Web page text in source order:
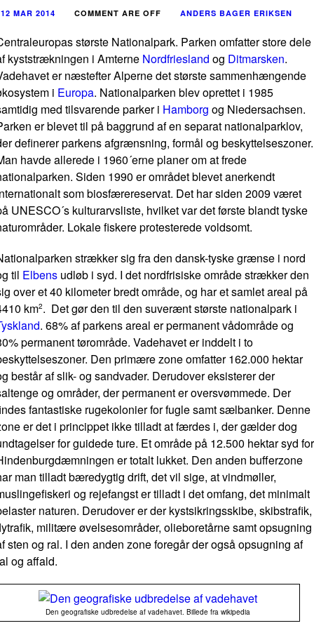
12 MAR 2014 COMMENT ARE OFF ANDERS BAGER ERIKSEN
største Nationalpark. Parken omfatter store dele
kyststrækningen i Amterne Nordfriesland og Ditmarsken.
er næstefter Alperne det største sammenhængende
i Europa. Nationalparken blev oprettet i 1985
med tilsvarende parker i Hamborg og Niedersachsen.
er blevet til på baggrund af en separat nationalparklov,
definerer parkens afgrænsning, formål og beskyttelseszoner.
havde allerede i 1960´erne planer om at frede
Siden 1990 er området blevet anerkendt
som biosfærereservat. Det har siden 2009 været
UNESCO´s kulturarvsliste, hvilket var det første blandt tyske
Lokale fiskere protesterede voldsomt.
strækker sig fra den dansk-tyske grænse i nord
til Elbens udløb i syd. I det nordfrisiske område strækker den
over et 40 kilometer bredt område, og har et samlet areal på
km2. Det gør den til den suverænt største nationalpark i
. 68% af parkens areal er permanent vådområde og
permanent tørområde. Vadehavet er inddelt i to
Den primære zone omfatter 162.000 hektar
består af slik- og sandvader. Derudover eksisterer der
og områder, der permanent er oversvømmede. Der
fantastiske rugekolonier for fugle samt sælbanker. Denne
er det i princippet ikke tilladt at færdes i, der gælder dog
for guidede ture. Et område på 12.500 hektar syd for
er totalt lukket. Den anden bufferzone
man tilladt bæredygtig drift, det vil sige, at vindmøller,
og rejefangst er tilladt i det omfang, det minimalt
naturen. Derudover er der kystsikringsskibe, skibstrafik,
militære øvelsesområder, olieboretårne samt opsugning
sten og ral. I den anden zone foregår der også opsugning af
og affald.
Den geografiske udbredelse af vadehavet. Billede fra wikipedia